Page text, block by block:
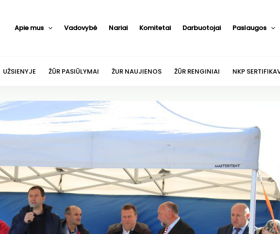
Apie mus Vadovybė Nariai Komitetai Darbuotojai Paslaugos
UŽSIENYJE ŽŪR PASIŪLYMAI ŽUR NAUJIENOS ŽŪR RENGINIAI NKP